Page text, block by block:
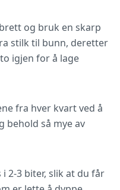
og bruk en skarp
stilk til bunn, deretter
igjen for å lage
fra hver kvart ved å
behold så mye av
2-3 biter, slik at du får